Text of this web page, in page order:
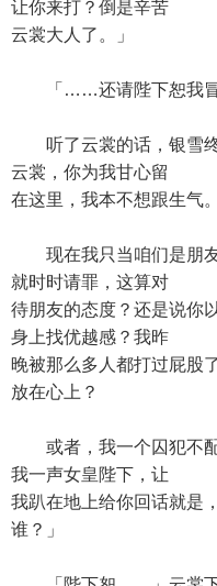
让你来打？倒是辛苦
云裳大人了。」
「……还请陛下恕我冒
听了云裳的话，银雪终
云裳，你为我甘心留
在这里，我本不想跟生气。
现在我只当咱们是朋友
就时时请罪，这算对
待朋友的态度？还是说你
身上找优越感？我昨
晚被那么多人都打过屁股
放在心上？
或者，我一个囚犯不配
我一声女皇陛下，让
我趴在地上给你回话就是
谁？」